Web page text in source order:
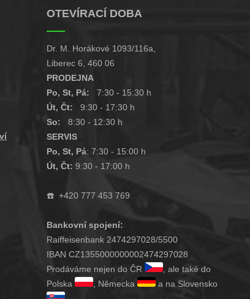
OTEVÍRACÍ DOBA
Dr. M. Horákové 1093/116a,
Liberec 6, 460 06
PRODEJNA
Po, St, Pá:
7:30 - 15:30 h
Út, Čt: 9:30 - 17:30 h
So: 8:30 - 12:30 h
SERVIS
Po, St, Pá: 7:30 - 15:00 h
Út, Čt: 9:30 - 17:00 h
☎️ +420 777 453 769
Bankovní spojení:
Raiffeisenbank 2474297028/5500
IBAN CZ1355000000002474297028
Prodáváme nejen do ČR
, ale také do
Polska
, Německa a na Slovensko